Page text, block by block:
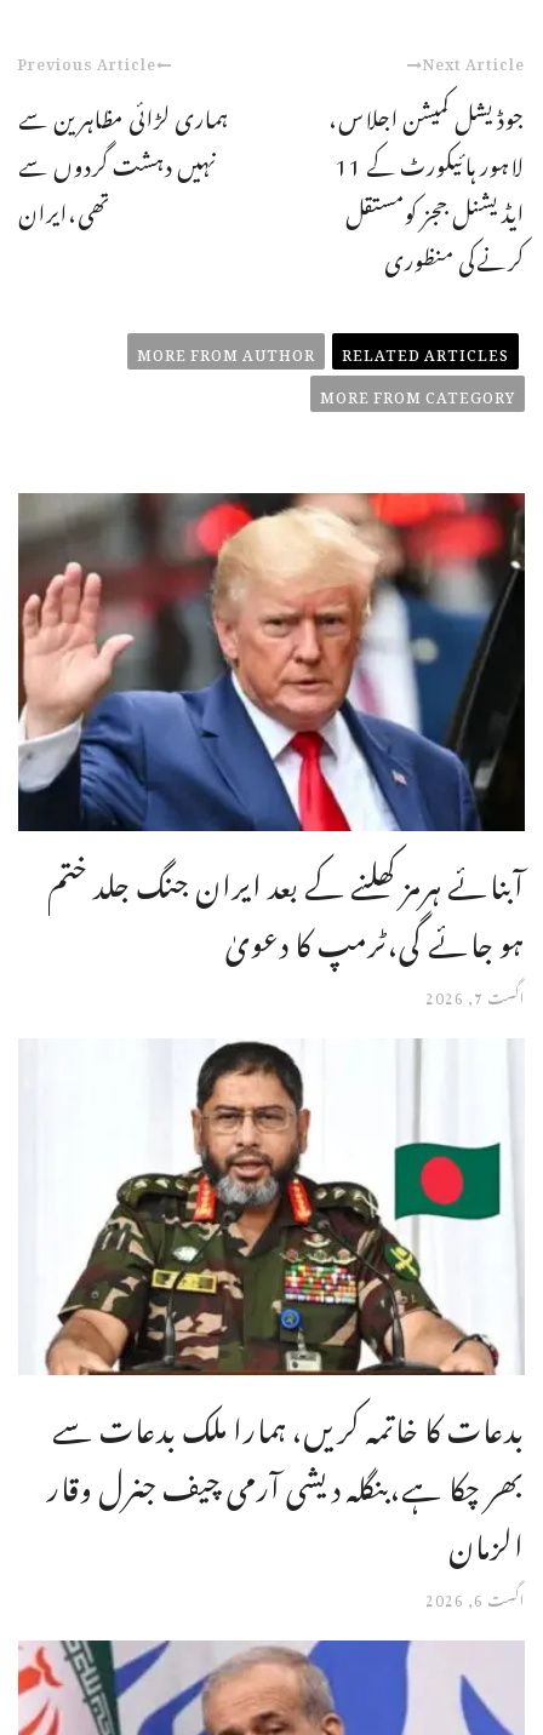
Previous Article
ہماری لڑائی مظاہرین سے
نہیں دہشت گردوں سے
تھی،ایران
Next Article
جوڈیشل کمیشن اجلاس،
لاہور ہائیکورٹ کے 11
ایڈیشنل ججز کومستقل
کرنےکی منظوری
RELATED ARTICLES
MORE FROM AUTHOR
MORE FROM CATEGORY
آبنائے ہرمز کھلنے کے بعد ایران جنگ جلد ختم
ہو جائے گی،ٹرمپ کا دعویٰ
اگست 7, 2026
بدعات کا خاتمہ کریں، ہمارا ملک بدعات سے
بھر چکا ہے،بنگله دیشی آرمی چیف جنرل وقار
الزمان
اگست 6, 2026